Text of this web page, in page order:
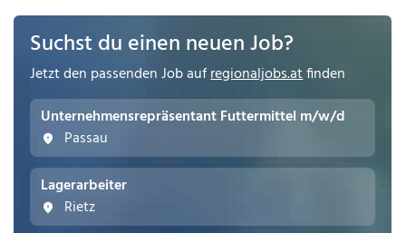
Suchst du einen neuen Job?
Jetzt den passenden Job aufregionaljobs.atfinden
Unternehmensrepräsentant Futtermittel m/w/d
Passau
Lagerarbeiter
Rietz